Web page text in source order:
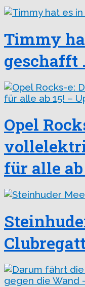
Timmy
geschafft
Opel
für alle ab